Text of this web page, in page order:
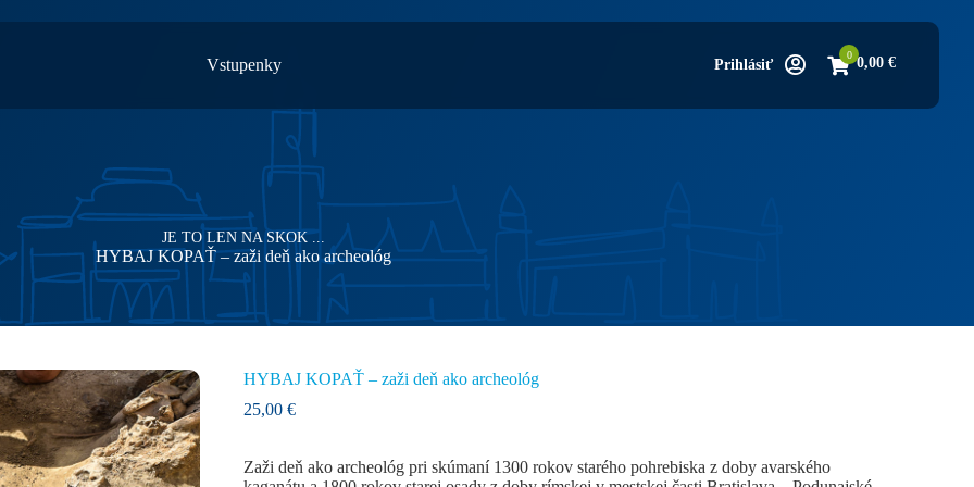
Vstupenky
Prihlásiť
0 0,00 €
JE TO LEN NA SKOK ...
HYBAJ KOPAŤ – zaži deň ako archeológ
HYBAJ KOPAŤ – zaži deň ako archeológ
25,00 €
Zaži deň ako archeológ pri skúmaní 1300 rokov starého pohrebiska z doby avarského